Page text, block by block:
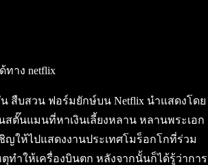
ทาง netflix
สืบสวน ฟอร์มยักษ์บน Netflix นำแสดงโดย
สตั๊นแมนที่หาเงินเลี้ยงหลาน หลานพระเอก
ญให้ไปแสดงงานประเทศโมร็อกโกที่ร่วม
ตุทำให้เครื่องบินตก หลังจากนั้นก็ได้รู้ว่าการ